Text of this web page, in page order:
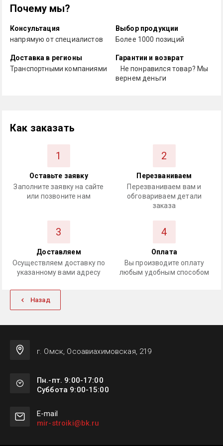
Почему мы?
Консультация
напрямую от специалистов
Выбор продукции
Более 1000 позиций
Доставка в регионы
Транспортными компаниями
Гарантии и возврат
Не понравился товар? Мы
вернем деньги
Как заказать
1
Оставьте заявку
Заполните заявку на сайте
или позвоните нам
2
Перезваниваем
Перезваниваем вам и
обговариваем детали
заказа
3
Доставляем
Осуществляем доставку по
указанному вами адресу
4
Оплата
Вы производите оплату
любым удобным способом
Назад
г. Омск, Осоавиахимовская, 219
Пн.-пт. 9:00-17:00
Суббота 9:00-15:00
Е-mail
mir-stroiki@bk.ru